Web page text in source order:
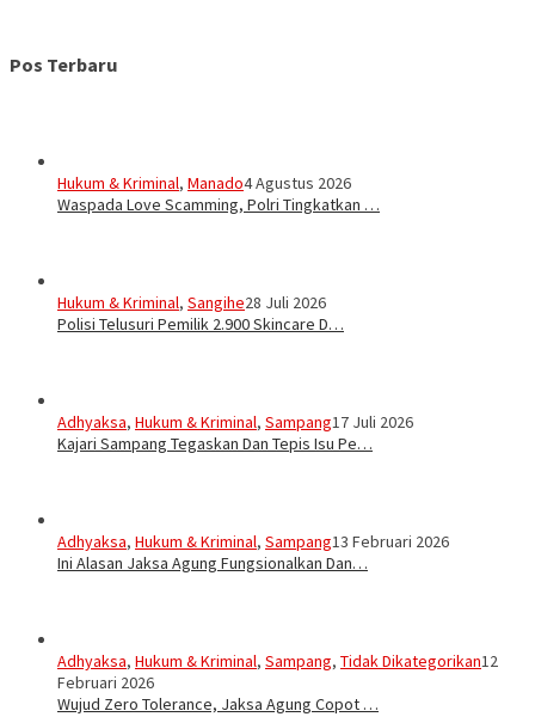
Pos Terbaru
Hukum & Kriminal, Manado4 Agustus 2026
Waspada Love Scamming, Polri Tingkatkan …
Hukum & Kriminal, Sangihe28 Juli 2026
Polisi Telusuri Pemilik 2.900 Skincare D…
Adhyaksa, Hukum & Kriminal, Sampang17 Juli 2026
Kajari Sampang Tegaskan Dan Tepis Isu Pe…
Adhyaksa, Hukum & Kriminal, Sampang13 Februari 2026
Ini Alasan Jaksa Agung Fungsionalkan Dan…
Adhyaksa, Hukum & Kriminal, Sampang, Tidak Dikategorikan12
Februari 2026
Wujud Zero Tolerance, Jaksa Agung Copot …